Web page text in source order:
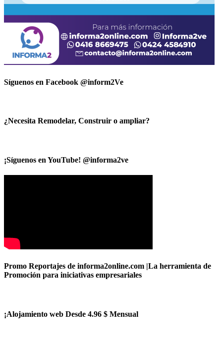
Síguenos en Facebook @inform2Ve
¿Necesita Remodelar, Construir o ampliar?
¡Síguenos en YouTube! @informa2ve
Promo Reportajes de informa2online.com |La herramienta de
Promoción para iniciativas empresariales
¡Alojamiento web Desde 4.96 $ Mensual